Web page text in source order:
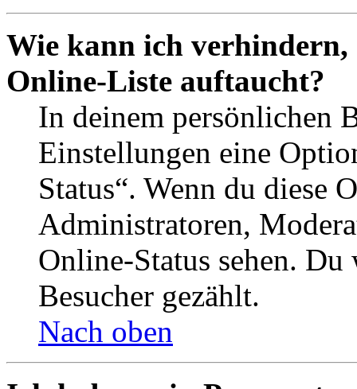
Wie kann ich verhindern,
Online-Liste auftaucht?
In deinem persönlichen
Einstellungen eine
Status“. Wenn du diese
Administratoren,
Online-Status sehen.
Besucher gezählt.
Nach oben